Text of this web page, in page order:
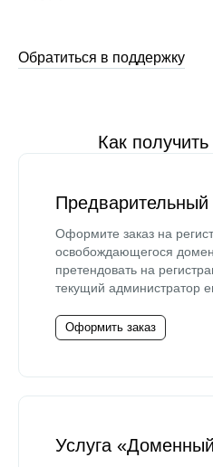
Обратиться в поддержку
Как
Предварительный
Оформите заказ на
освобождающегося
претендовать на
текущий администратор
Оформить заказ
Услуга